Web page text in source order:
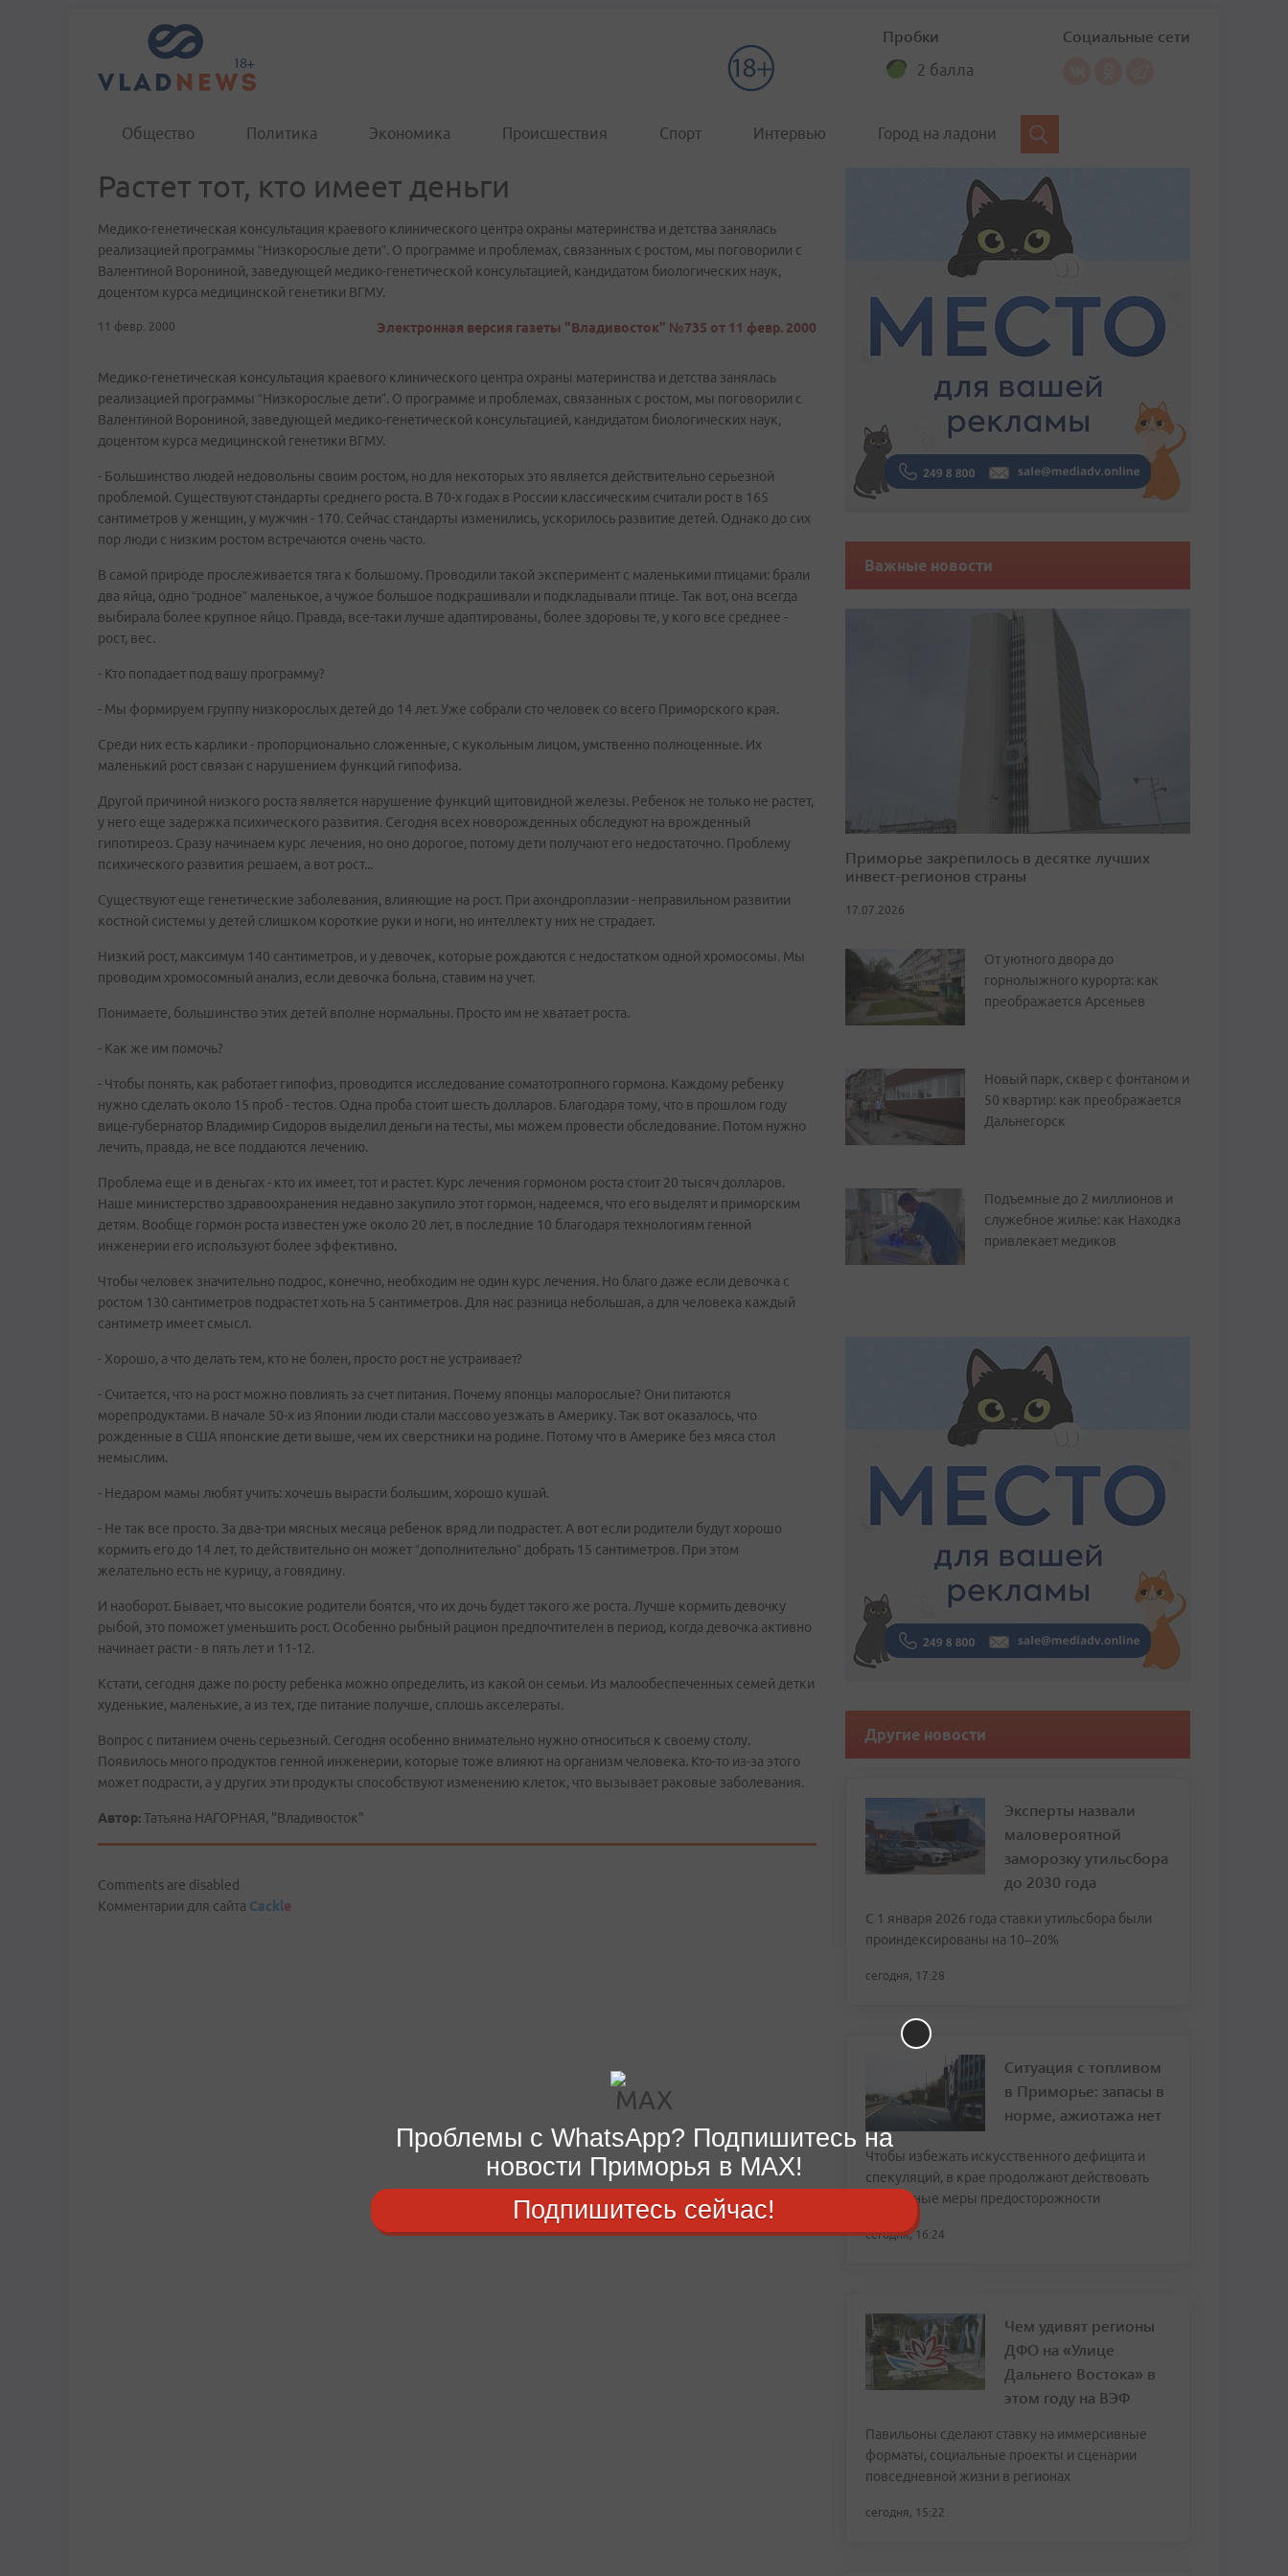
Пробки
2 балла
Социальные сети
Общество Политика Экономика Происшествия Спорт Интервью Город на ладони
Растет тот, кто имеет деньги
Медико-генетическая консультация краевого клинического центра охраны материнства и детства занялась
реализацией программы “Низкорослые дети”. О программе и проблемах, связанных с ростом, мы поговорили с
Валентиной Ворониной, заведующей медико-генетической консультацией, кандидатом биологических наук,
доцентом курса медицинской генетики ВГМУ.
11 февр. 2000 Электронная версия газеты "Владивосток" №735 от 11 февр. 2000
Медико-генетическая консультация краевого клинического центра охраны материнства и детства занялась
реализацией программы “Низкорослые дети”. О программе и проблемах, связанных с ростом, мы поговорили с
Валентиной Ворониной, заведующей медико-генетической консультацией, кандидатом биологических наук,
доцентом курса медицинской генетики ВГМУ.
- Большинство людей недовольны своим ростом, но для некоторых это является действительно серьезной
проблемой. Существуют стандарты среднего роста. В 70-х годах в России классическим считали рост в 165
сантиметров у женщин, у мужчин - 170. Сейчас стандарты изменились, ускорилось развитие детей. Однако до сих
пор люди с низким ростом встречаются очень часто.
В самой природе прослеживается тяга к большому. Проводили такой эксперимент с маленькими птицами: брали
два яйца, одно “родное” маленькое, а чужое большое подкрашивали и подкладывали птице. Так вот, она всегда
выбирала более крупное яйцо. Правда, все-таки лучше адаптированы, более здоровы те, у кого все среднее -
рост, вес.
- Кто попадает под вашу программу?
- Мы формируем группу низкорослых детей до 14 лет. Уже собрали сто человек со всего Приморского края.
Среди них есть карлики - пропорционально сложенные, с кукольным лицом, умственно полноценные. Их
маленький рост связан с нарушением функций гипофиза.
Другой причиной низкого роста является нарушение функций щитовидной железы. Ребенок не только не растет,
у него еще задержка психического развития. Сегодня всех новорожденных обследуют на врожденный
гипотиреоз. Сразу начинаем курс лечения, но оно дорогое, потому дети получают его недостаточно. Проблему
психического развития решаем, а вот рост...
Существуют еще генетические заболевания, влияющие на рост. При ахондроплазии - неправильном развитии
костной системы у детей слишком короткие руки и ноги, но интеллект у них не страдает.
Низкий рост, максимум 140 сантиметров, и у девочек, которые рождаются с недостатком одной хромосомы. Мы
проводим хромосомный анализ, если девочка больна, ставим на учет.
Понимаете, большинство этих детей вполне нормальны. Просто им не хватает роста.
- Как же им помочь?
- Чтобы понять, как работает гипофиз, проводится исследование соматотропного гормона. Каждому ребенку
нужно сделать около 15 проб - тестов. Одна проба стоит шесть долларов. Благодаря тому, что в прошлом году
вице-губернатор Владимир Сидоров выделил деньги на тесты, мы можем провести обследование. Потом нужно
лечить, правда, не все поддаются лечению.
Проблема еще и в деньгах - кто их имеет, тот и растет. Курс лечения гормоном роста стоит 20 тысяч долларов.
Наше министерство здравоохранения недавно закупило этот гормон, надеемся, что его выделят и приморским
детям. Вообще гормон роста известен уже около 20 лет, в последние 10 благодаря технологиям генной
инженерии его используют более эффективно.
Чтобы человек значительно подрос, конечно, необходим не один курс лечения. Но благо даже если девочка с
ростом 130 сантиметров подрастет хоть на 5 сантиметров. Для нас разница небольшая, а для человека каждый
сантиметр имеет смысл.
- Хорошо, а что делать тем, кто не болен, просто рост не устраивает?
- Считается, что на рост можно повлиять за счет питания. Почему японцы малорослые? Они питаются
морепродуктами. В начале 50-х из Японии люди стали массово уезжать в Америку. Так вот оказалось, что
рожденные в США японские дети выше, чем их сверстники на родине. Потому что в Америке без мяса стол
немыслим.
- Недаром мамы любят учить: хочешь вырасти большим, хорошо кушай.
- Не так все просто. За два-три мясных месяца ребенок вряд ли подрастет. А вот если родители будут хорошо
кормить его до 14 лет, то действительно он может “дополнительно” добрать 15 сантиметров. При этом
желательно есть не курицу, а говядину.
И наоборот. Бывает, что высокие родители боятся, что их дочь будет такого же роста. Лучше кормить девочку
рыбой, это поможет уменьшить рост. Особенно рыбный рацион предпочтителен в период, когда девочка активно
начинает расти - в пять лет и 11-12.
Кстати, сегодня даже по росту ребенка можно определить, из какой он семьи. Из малообеспеченных семей детки
худенькие, маленькие, а из тех, где питание получше, сплошь акселераты.
Вопрос с питанием очень серьезный. Сегодня особенно внимательно нужно относиться к своему столу.
Появилось много продуктов генной инженерии, которые тоже влияют на организм человека. Кто-то из-за этого
может подрасти, а у других эти продукты способствуют изменению клеток, что вызывает раковые заболевания.
Автор:Татьяна НАГОРНАЯ, "Владивосток"
Comments are disabled
Комментарии для сайта Cackle
Важные новости
Приморье закрепилось в десятке лучших
инвест-регионов страны
17.07.2026
От уютного двора до
горнолыжного курорта: как
преображается Арсеньев
Новый парк, сквер с фонтаном и
50 квартир: как преображается
Дальнегорск
Подъемные до 2 миллионов и
служебное жилье: как Находка
привлекает медиков
Другие новости
Эксперты назвали
маловероятной
заморозку утильсбора
до 2030 года
С 1 января 2026 года ставки утильсбора были
проиндексированы на 10–20%
сегодня, 17:28
Ситуация с топливом
в Приморье: запасы в
норме, ажиотажа нет
Чтобы избежать искусственного дефицита и
спекуляций, в крае продолжают действовать
временные меры предосторожности
сегодня, 16:24
Чем удивят регионы
ДФО на «Улице
Дальнего Востока» в
этом году на ВЭФ
Павильоны сделают ставку на иммерсивные
форматы, социальные проекты и сценарии
повседневной жизни в регионах
сегодня, 15:22
Проблемы с WhatsApp? Подпишитесь на
новости Приморья в MAX!
Подпишитесь сейчас!